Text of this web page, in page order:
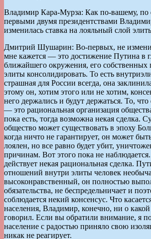
Владимир Кара-Мурза: Как по-вашему, по
первыми двумя президентствами
изменилась ставка на лояльный слой
Дмитрий Шушарин: Во-первых, не
мне кажется — это достижение Путина в
ближайшего окружения, его собственных
элиты консолидировать. То есть
страшная для России всегда, она
этому он, хотим этого или не хотим,
него держались и будут держаться. То,
— это рациональная организация
пока есть, тогда возможна некая сделка.
общество может существовать в эпоху
когда ничто не гарантирует, он может
лоялен, но все равно будет убит,
причинам. Вот этого пока не наблюдается.
действует некая рациональная сделка.
отношений внутри элиты человек
высоконравственный, он полностью
обязательства, не беспредельничает и
соблюдается некий консенсус. Что
населения, Владимир, конечно, ни о какой
говорил. Если вы обратили внимание, я
население с радостью приняло свою
никак не реагирует.